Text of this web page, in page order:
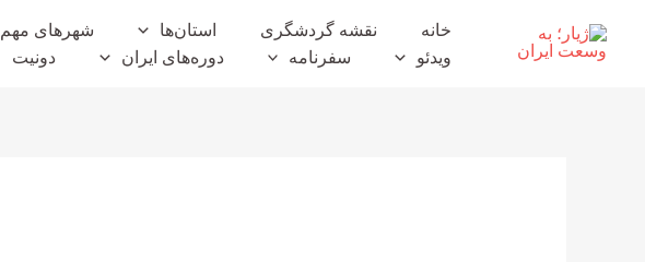
خانه نقشه گردشگری استان‌ها شهرهای مهم
ویدئو
سفرنامه دوره‌های ایران دونیت